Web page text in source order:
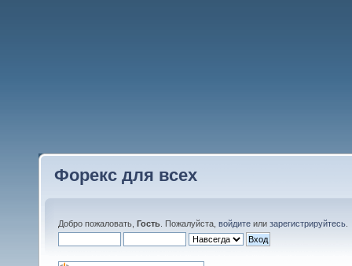
Форекс для всех
Добро пожаловать, Гость . Пожалуйста, войдите или зарегистрируйтесь